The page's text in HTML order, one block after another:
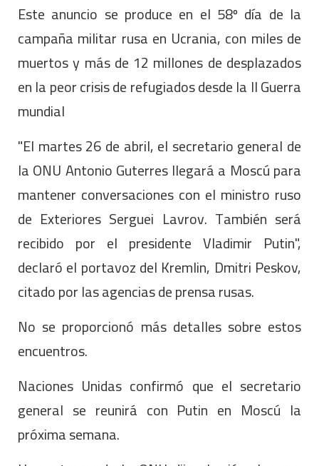
Este anuncio se produce en el 58º día de la
campaña militar rusa en Ucrania, con miles de
muertos y más de 12 millones de desplazados
en la peor crisis de refugiados desde la II Guerra
mundial
"El martes 26 de abril, el secretario general de
la ONU Antonio Guterres llegará a Moscú para
mantener conversaciones con el ministro ruso
de Exteriores Serguei Lavrov. También será
recibido por el presidente Vladimir Putin",
declaró el portavoz del Kremlin, Dmitri Peskov,
citado por las agencias de prensa rusas.
No se proporcionó más detalles sobre estos
encuentros.
Naciones Unidas confirmó que el secretario
general se reunirá con Putin en Moscú la
próxima semana.